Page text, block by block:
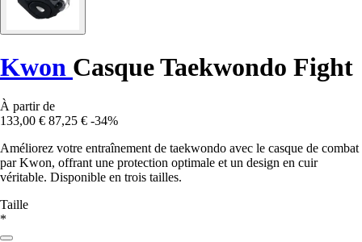
Kwon Casque Taekwondo Fight
À partir de
133,00 € 87,25 € -34%
Améliorez votre entraînement de taekwondo avec le casque de combat
par Kwon, offrant une protection optimale et un design en cuir
véritable. Disponible en trois tailles.
Taille
*